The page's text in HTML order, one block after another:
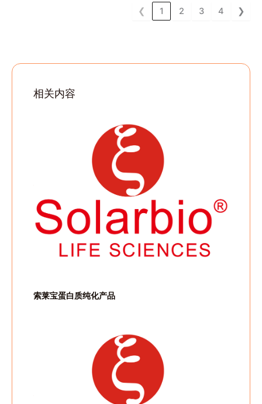
❮ 1 2 3 4 ❯
相关内容
索莱宝蛋白质纯化产品